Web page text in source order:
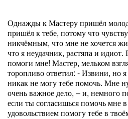
Однажды к Мастеру пришёл
пришёл к тебе, потому что
никчёмным, что мне не хочется
что я неудачник, растяпа и
помоги мне! Мастер, мельком
торопливо ответил: - Извини, но я
никак не могу тебе помочь. Мне
очень важное дело, – и, немного
если ты согласишься помочь мне
удовольствием помогу тебе в